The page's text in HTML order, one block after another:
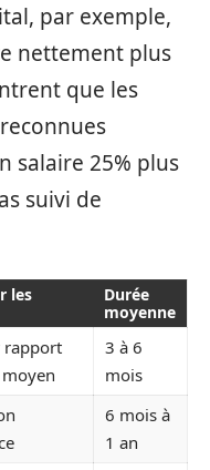
par exemple,
nettement plus
que les
salaire 25% plus
suivi de
les
Durée
moyenne
rapport
3 à 6
mois
6 mois à
1 an